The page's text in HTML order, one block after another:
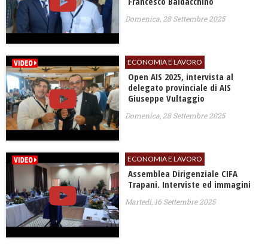
Domenica, 28 Settembre 2025
ECONOMIA E LAVORO
Open AIS 2025, intervista al
delegato provinciale di AIS
Giuseppe Vultaggio
Domenica, 28 Settembre 2025
ECONOMIA E LAVORO
Assemblea Dirigenziale CIFA
Trapani. Interviste ed immagini
Martedì, 16 Settembre 2025